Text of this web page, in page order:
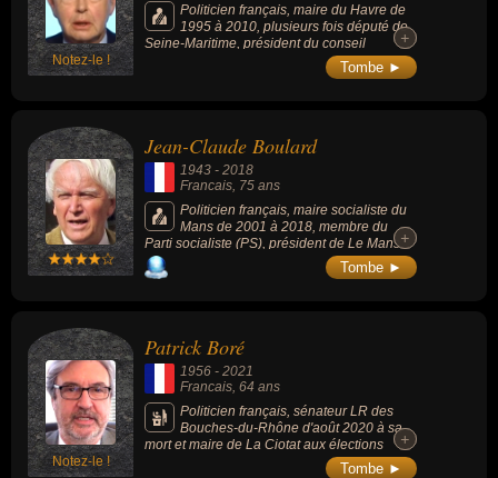
Notez-le !
Politicien français, maire du Havre de
1995 à 2010, plusieurs fois député de
Seine-Maritime, président du conseil
régional de Haute-Normandie de 1992 à
1998 et secrétaire d'État dans le
+
+
Tombe ►
Jean-Claude Boulard
1943 - 2018
Francais, 75 ans
Politicien français, maire socialiste du
Mans de 2001 à 2018, membre du
Parti socialiste (PS), président de Le Mans
Métropole à partir de 1983, il a été sénateur
de la Sarthe de 2014 à 2017, administrateur
Finances Locales (CFL) et membre du
Conseil National d’Évaluation des Normes
(CNEN). Il est l'auteur, avec Alain Lambert,
du rapport de la Mission de lutte contre
l'inflation normative, établi le 26 mars 2013.
+
+
Tombe ►
Notez-le !
Patrick Boré
1956 - 2021
Francais, 64 ans
Politicien français, sénateur LR des
Bouches-du-Rhône d'août 2020 à sa
mort et maire de La Ciotat aux élections
municipales françaises de 2001 ; il est réélu
+
+
Tombe ►